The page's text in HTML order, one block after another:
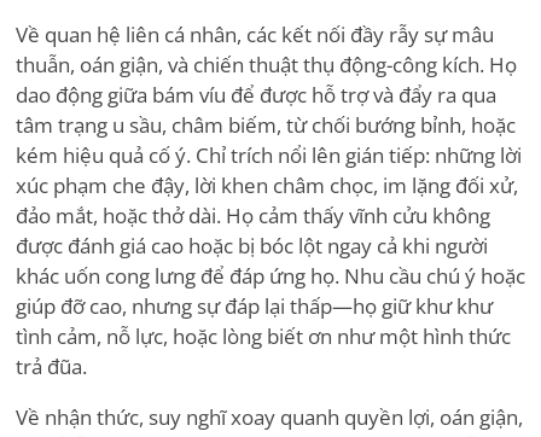
Về quan hệ liên cá nhân, các kết nối đầy rẫy sự mâu
thuẫn, oán giận, và chiến thuật thụ động-công kích. Họ
dao động giữa bám víu để được hỗ trợ và đẩy ra qua
tâm trạng u sầu, châm biếm, từ chối bướng bỉnh, hoặc
kém hiệu quả cố ý. Chỉ trích nổi lên gián tiếp: những lời
xúc phạm che đậy, lời khen châm chọc, im lặng đối xử,
đảo mắt, hoặc thở dài. Họ cảm thấy vĩnh cửu không
được đánh giá cao hoặc bị bóc lột ngay cả khi người
khác uốn cong lưng để đáp ứng họ. Nhu cầu chú ý hoặc
giúp đỡ cao, nhưng sự đáp lại thấp—họ giữ khư khư
tình cảm, nỗ lực, hoặc lòng biết ơn như một hình thức
trả đũa.
Về nhận thức, suy nghĩ xoay quanh quyền lợi, oán giận,